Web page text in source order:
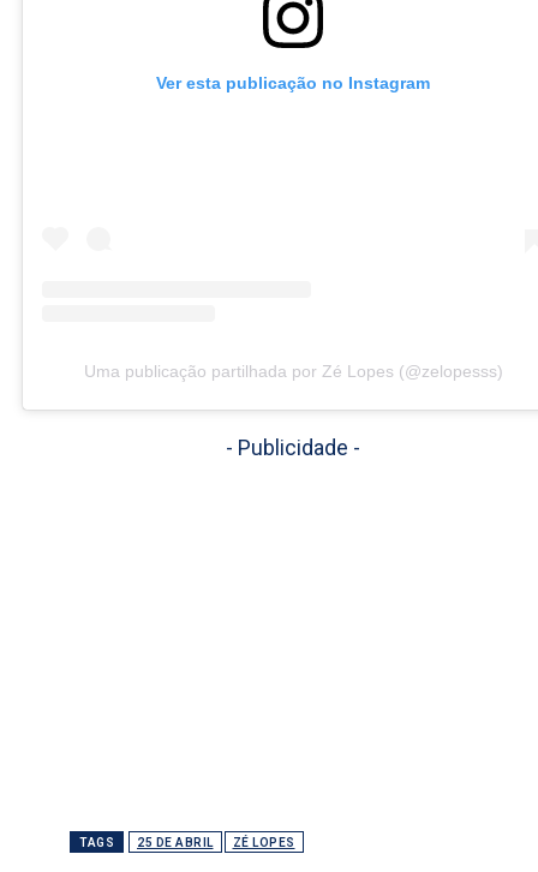
Ver esta publicação no Instagram
Uma publicação partilhada por Zé Lopes (@zelopesss)
- Publicidade -
TAGS 25 DE ABRIL ZÉ LOPES